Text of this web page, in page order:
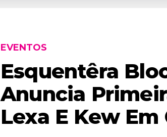
EVENTOS
Esquentêra
Anuncia
Lexa E Kew